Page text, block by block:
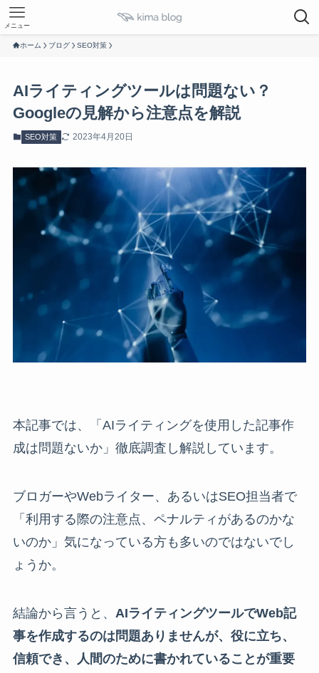
メニュー
ホーム ブログ SEO対策
AIライティングツールは問題ない？
Googleの見解から注意点を解説
SEO対策 2023年4月20日
本記事では、「AIライティングを使用した記事作
成は問題ないか」徹底調査し解説しています。
ブロガーやWebライター、あるいはSEO担当者で
「利用する際の注意点、ペナルティがあるのかな
いのか」気になっている方も多いのではないでし
ょうか。
結論から言うと、 AIライティングツールでWeb記
事を作成するのは問題ありませんが、役に立ち、
信頼でき、人間のために書かれていることが重要